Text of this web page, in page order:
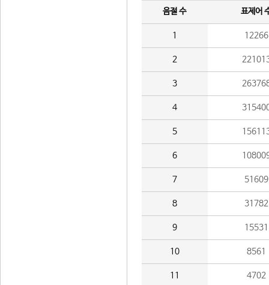
음절 수 표제어
1 12266
2
3
4
5
6
7 51609
8 31782
9 15531
10 8561
11 4702